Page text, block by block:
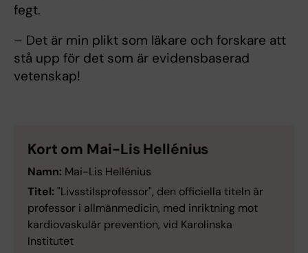
fegt.
– Det är min plikt som läkare och forskare att
stå upp för det som är evidensbaserad
vetenskap!
Kort om Mai-Lis Hellénius
Namn: Mai-Lis Hellénius
Titel: "Livsstilsprofessor", den officiella titeln är
professor i allmänmedicin, med inriktning mot
kardiovaskulär prevention, vid Karolinska
Institutet